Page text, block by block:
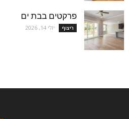
פרקטים בבת ים
ריצוף יולי 14, 2026